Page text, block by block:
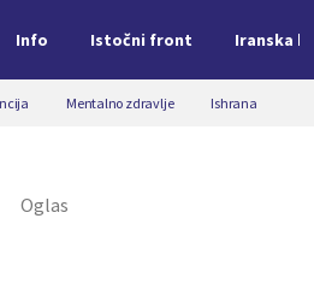
Info Istočni front Iranska
Mentalno zdravlje Ishrana